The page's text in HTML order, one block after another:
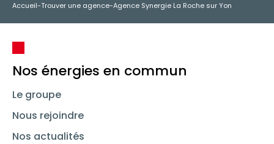
Accueil-Trouver une agence-Agence Synergie La Roche sur Yon
Nos énergies en commun
Le groupe
Nous rejoindre
Nos actualités